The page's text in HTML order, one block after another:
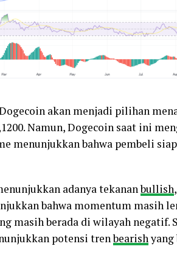
akan menjadi pilihan
Namun, Dogecoin saat ini
menunjukkan bahwa pembeli
adanya tekananbullish
bahwa momentum masih
masih berada di wilayah negatif.
potensi trenbearish